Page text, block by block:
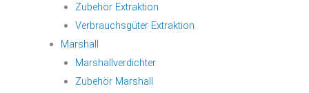
Zubehör Extraktion
Verbrauchsgüter Extraktion
Marshall
Marshallverdichter
Zubehör Marshall